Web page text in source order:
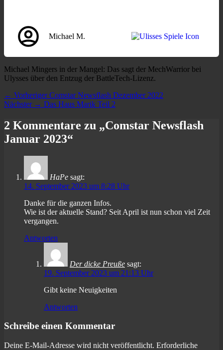
Michael M.
Michael Mingers in der Mangel: Das sagt der MechWarrior bei
Ulysses über den Entzug der BattleTech-Lizenz.
Beitragsnavigation
← Vorheriger Vorheriger
Beitrag:
Comstar Newsflash Dezember 2022
Nächster → Nächster
Das Haus Marik Teil 2
2 Kommentare zu „Comstar Newsflash
Januar 2023“
HaPe sagt:
14. September 2023 um 8:28 Uhr
Danke für die ganzen Infos.
Wie ist der aktuelle Stand? Seit April ist nun schon viel Zeit
vergangen.
Antworten
Der dicke Preuße sagt:
19. September 2023 um 21:13 Uhr
Gibt keine Neuigkeiten
Antworten
Schreibe einen Kommentar
Deine E-Mail-Adresse wird nicht veröffentlicht. Erforderliche